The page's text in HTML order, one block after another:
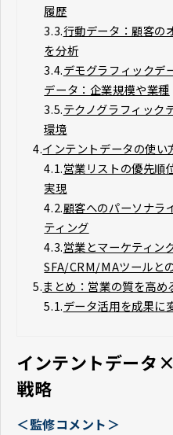
履歴
3.3.行動データ：顧客の
を分析
3.4.デモグラフィックデ
データ：企業規模や業種
3.5.テクノグラフィック
環境
4.インテントデータの使い
4.1.営業リストの優先順
実現
4.2.顧客へのパーソナ
ティング
4.3.営業とマーケティン
SFA/CRM/MAツールと
5.まとめ：営業の質を高め
5.1.データ活用を成果に
インテントデータ
戦略
＜監修コメント＞